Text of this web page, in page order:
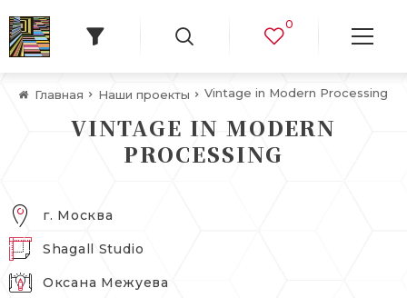
0
Главная Наши проекты Vintage in Modern Processing
VINTAGE IN MODERN
PROCESSING
г. Москва
Shagall Studio
Оксана Межуева